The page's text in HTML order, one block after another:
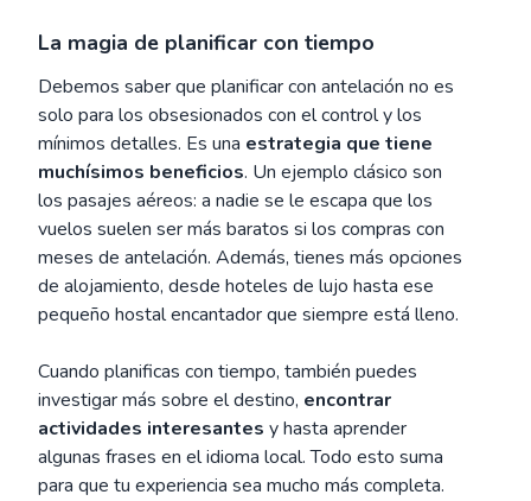
La magia de planificar con tiempo
Debemos saber que planificar con antelación no es
solo para los obsesionados con el control y los
mínimos detalles. Es una estrategia que tiene
muchísimos beneficios. Un ejemplo clásico son
los pasajes aéreos: a nadie se le escapa que los
vuelos suelen ser más baratos si los compras con
meses de antelación. Además, tienes más opciones
de alojamiento, desde hoteles de lujo hasta ese
pequeño hostal encantador que siempre está lleno.
Cuando planificas con tiempo, también puedes
investigar más sobre el destino, encontrar
actividades interesantes y hasta aprender
algunas frases en el idioma local. Todo esto suma
para que tu experiencia sea mucho más completa.